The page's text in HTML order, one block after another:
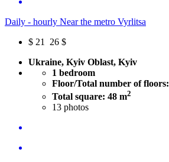
Daily - hourly Near the metro Vyrlitsa
$ 21
26 $
Ukraine, Kyiv Oblast, Kyiv
1 bedroom
Floor/Total number of floors:
Total square: 48 m2
13 photos